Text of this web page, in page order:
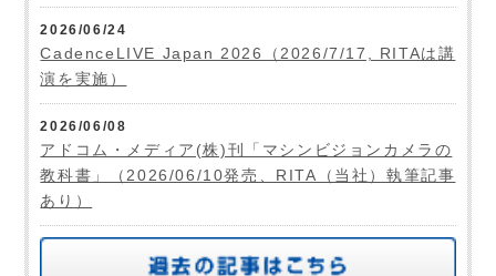
2026/06/24
CadenceLIVE Japan 2026（2026/7/17, RITAは講
演を実施）
2026/06/08
アドコム・メディア(株)刊「マシンビジョンカメラの
教科書」（2026/06/10発売、RITA（当社）執筆記事
あり）